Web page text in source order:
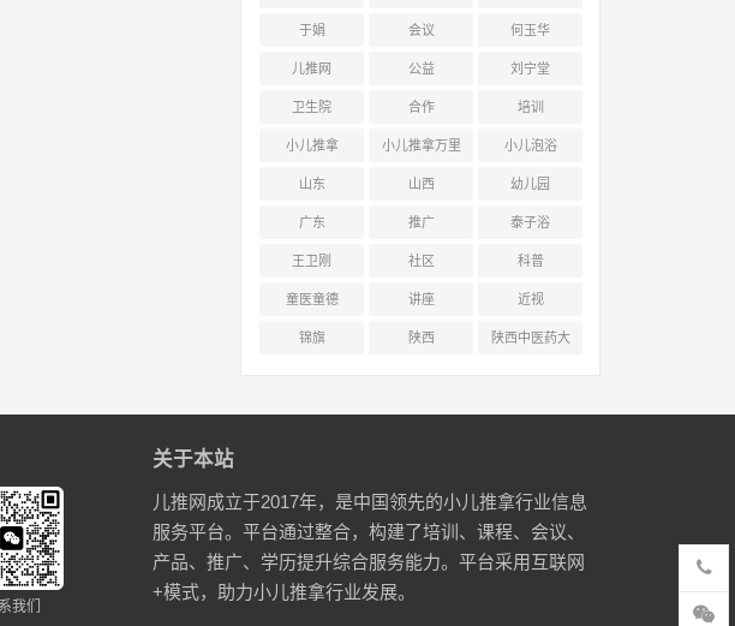
于娟 会议 何玉华
儿推网 公益 刘宁堂
卫生院 合作 培训
小儿推拿 小儿推拿万里
行
小儿泡浴
山东 山西 幼儿园
广东 推广 泰子浴
王卫刚 社区 科普
童医童德 讲座 近视
锦旗 陕西 陕西中医药大
我们
关于本站
儿推网成立于2017年，是中国领先的小儿推拿行业信息
服务平台。平台通过整合，构建了培训、课程、会议、
产品、推广、学历提升综合服务能力。平台采用互联网
+模式，助力小儿推拿行业发展。